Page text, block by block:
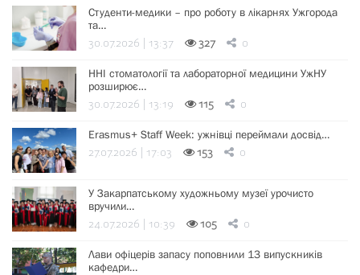
Студенти-медики – про роботу в лікарнях Ужгорода
та…
30.07.2026 | 13:37 327 0
ННІ стоматології та лабораторної медицини УжНУ
розширює…
30.07.2026 | 13:19 115 0
Erasmus+ Staff Week: ужнівці переймали досвід…
27.07.2026 | 17:03 153 0
У Закарпатському художньому музеї урочисто
вручили…
24.07.2026 | 10:39 105 0
Лави офіцерів запасу поповнили 13 випускників
кафедри…